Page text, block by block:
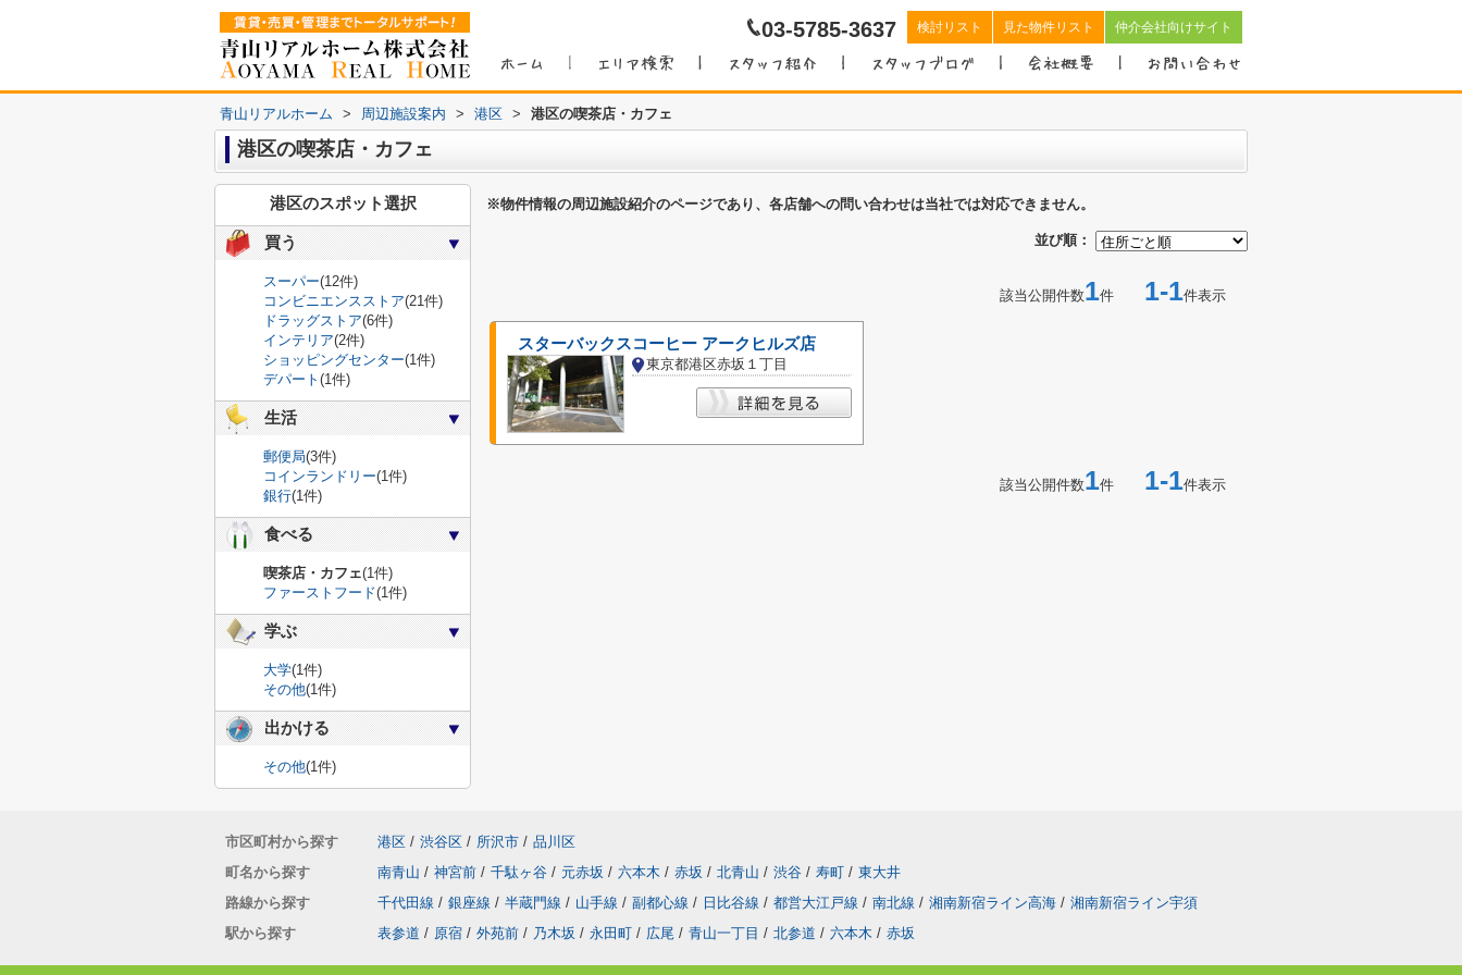
03-5785-3637 検討リスト 見た物件リスト 仲介会社向けサイト
青山リアルホーム > 周辺施設案内 > 港区 > 港区の喫茶店・カフェ
港区の喫茶店・カフェ
※物件情報の周辺施設紹介のページであり、各店舗への問い合わせは当社では対応できません。
並び順：
該当公開件数1件 1-1件表示
スターバックスコーヒー アークヒルズ店
東京都港区赤坂１丁目
該当公開件数1件 1-1件表示
港区のスポット選択
買う
スーパー(12件)
コンビニエンスストア(21件)
ドラッグストア(6件)
インテリア(2件)
ショッピングセンター(1件)
デパート (1件)
生活
郵便局(3件)
コインランドリー(1件)
銀行(1件)
食べる
喫茶店・カフェ(1件)
ファーストフード(1件)
学ぶ
大学(1件)
その他(1件)
出かける
その他(1件)
市区町村から探す 港区 / 渋谷区 / 所沢市 / 品川区
町名から探す
南青山 / 神宮前 / 千駄ヶ谷 / 元赤坂 / 六本木 / 赤坂 / 北青山 / 渋谷 / 寿町 / 東大井
路線から探す
千代田線 / 銀座線 / 半蔵門線 / 山手線 / 副都心線 / 日比谷線 / 都営大江戸線 / 南北線 / 湘南新宿ライン高海 / 湘南新宿ライン宇須
駅から探す
表参道 / 原宿 / 外苑前 / 乃木坂 / 永田町 / 広尾 / 青山一丁目 / 北参道 / 六本木 / 赤坂